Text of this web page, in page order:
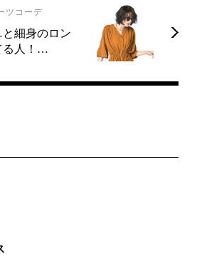
ツコーデ
細身のロン
る人！…